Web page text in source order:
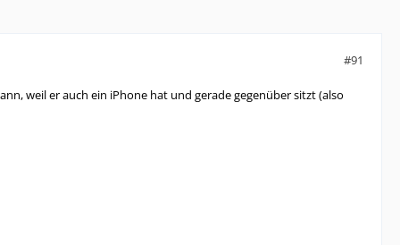
#91
weil er auch ein iPhone hat und gerade gegenüber sitzt (also